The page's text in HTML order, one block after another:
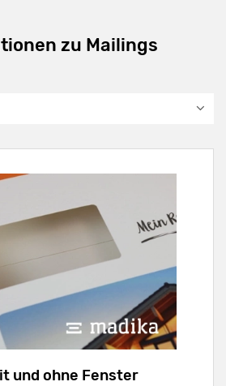
zu Mailings
und ohne Fenster